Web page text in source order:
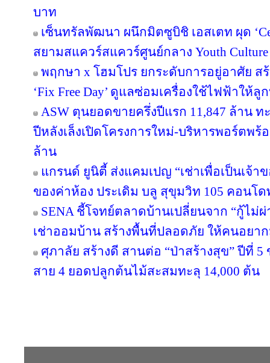
บาท
เซ็นทรัลพัฒนา ผนึกมิตซูบิชิ เอสเตท ผุด
สยามสแควร์สแควร์ศูนย์กลาง Youth
พฤกษา x โฮมโปร ยกระดับการอยู่อาศัย สร้า
‘Fix Free Day’ ดูแลซ่อมเครื่องใช้ไฟฟ้าให้
ASW ตุนยอดขายครึ่งปีแรก 11,847 ล้าน ท
ปีหลังเล็งเปิดโครงการใหม่-บริหารพอร์ตพร้
ล้าน
แกรนด์ ยูนิตี้ ส่งแคมเปญ “เช่าเพื่อเป็นเจ้า
ของค่าห้อง ประเดิม บลู สุขุมวิท 105 คอนโ
SENA ชี้โจทย์ตลาดบ้านเปลี่ยนจาก “กู้ไม่
เช่าออมบ้าน สร้างพื้นที่ปลอดภัย ให้คนอยา
ศุภาลัย สร้างดี สานต่อ “ป่าสร้างสุข” ปีที่
สาย 4 ยอดปลูกต้นไม้สะสมทะลุ 14,000 ต้น